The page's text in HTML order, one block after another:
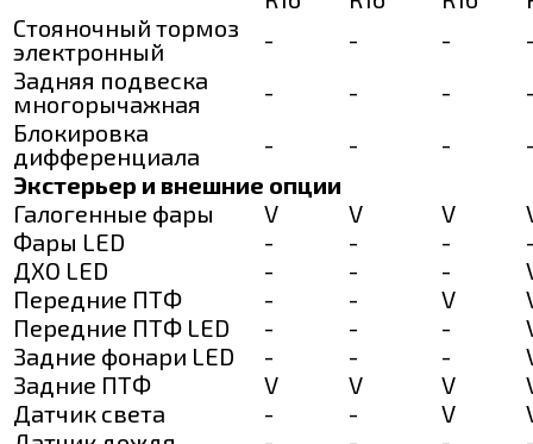
Стояночный тормоз
электронный
- - -
Задняя подвеска
многорычажная
- - -
Блокировка
дифференциала
- - -
Экстерьер и внешние опции
Галогенные фары
V V V
Фары LED
- - -
ДХО LED
- - -
Передние ПТФ
- - V
Передние ПТФ LED
- - -
Задние фонари LED
- - -
Задние ПТФ
V V V
Датчик света
- - V